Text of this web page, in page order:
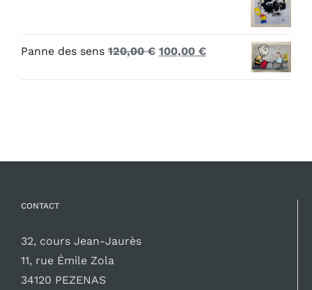
120,00 €.
100,00 €.
Panne des sens 120,00€ Le
100,00 €Le
CONTACT
32, cours Jean-Jaurès
11, rue Émile Zola
34120 PEZENAS